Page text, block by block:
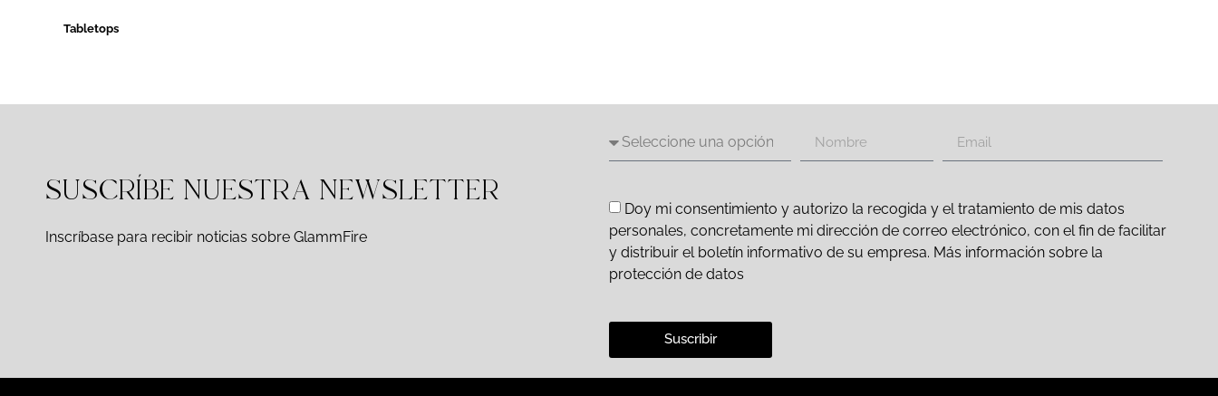
Tabletops
SUSCRÍBE NUESTRA NEWSLETTER
Inscríbase para recibir noticias sobre GlammFire
Doy mi consentimiento y autorizo la recogida y el tratamiento de mis datos
personales, concretamente mi dirección de correo electrónico, con el fin de facilitar
y distribuir el boletín informativo de su empresa. Más información sobre la
protección de datos
Suscribir